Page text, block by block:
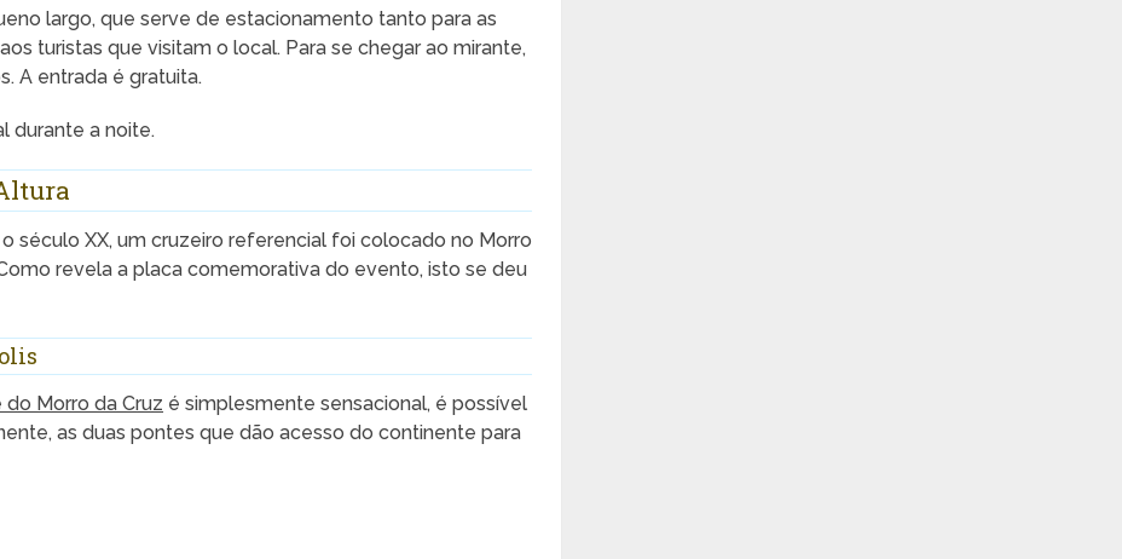
largo, que serve de estacionamento tanto para as
turistas que visitam o local. Para se chegar ao mirante,
A entrada é gratuita.
durante a noite.
século XX, um cruzeiro referencial foi colocado no Morro
revela a placa comemorativa do evento, isto se deu
do Morro da Cruz é simplesmente sensacional, é possível
as duas pontes que dão acesso do continente para